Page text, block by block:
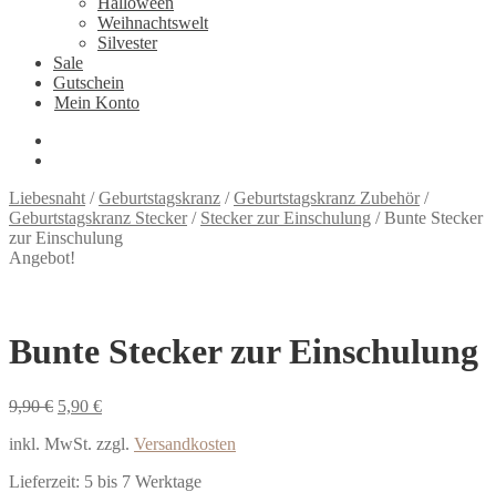
Weihnachtswelt
Silvester
Sale
Gutschein
Mein Konto
Liebesnaht /Geburtstagskranz /Geburtstagskranz Zubehör/
Geburtstagskranz Stecker/ Stecker zur Einschulung /Bunte Stecker
zur Einschulung
Angebot!
Bunte Stecker zur Einschulung
9,90€ Ursprünglicher
war:
5,90 €Aktueller
ist:
inkl. MwSt. zzgl. Versandkosten
Lieferzeit: 5 bis 7 Werktage